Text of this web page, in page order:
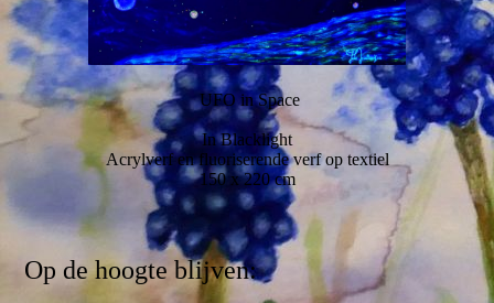
UFO in Space
In Blacklight
Acrylverf en fluoriserende verf op textiel
150 x 220 cm
Op de hoogte blijven: